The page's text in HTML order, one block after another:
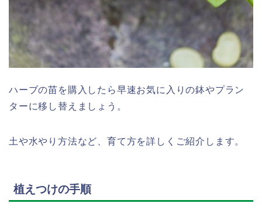
ハーブの苗を購入したら早速お気に入りの鉢やプラン
ターに移し替えましょう。
土や水やり方法など、育て方を詳しくご紹介します。
植えつけの手順